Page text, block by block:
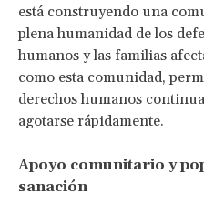
está construyendo una
plena humanidad de los
humanos y las familias
como esta comunidad,
derechos humanos
agotarse rápidamente.
Apoyo comunitario y
sanación